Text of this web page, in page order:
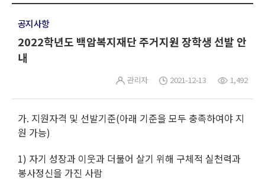
공지사항
2022학년도 백암복지재단 주거지원 장학생 선발 안
내
관리자 2021-12-13 1,492
가. 지원자격 및 선발기준(아래 기준을 모두 충족하여야 지
원 가능)
1) 자기 성장과 이웃과 더불어 살기 위해 구체적 실천력과
봉사정신을 가진 사람